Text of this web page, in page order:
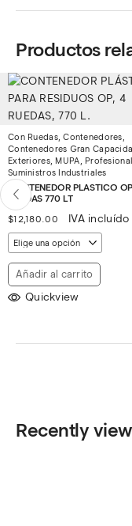
Productos
Con Ruedas,Contenedores,
Contenedores Gran
Exteriores, MUPA,
Suministros Industriales
CONTENEDOR PLASTICO
RUEDAS 770 LT
$12,180.00 IVA incluído
Añadir al carrito
Quickview
Recently